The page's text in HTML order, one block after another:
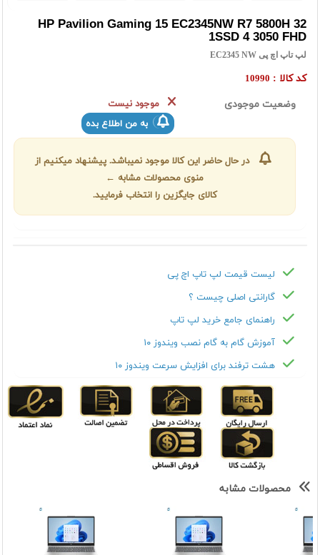
HP Pavilion Gaming 15 EC2345NW R7 5800H 32
1SSD 4 3050 FHD
لپ تاپ اچ پی EC2345 NW
کد کالا : 10990
وضعیت موجودی
موجود نیست
به من اطلاع بده
در حال حاضر این کالا موجود نمیباشد. پیشنهاد میکنیم از
منوی محصولات مشابه ←
کالای جایگزین را انتخاب فرمایید.
لیست قیمت لپ تاپ اچ پی
گارانتی اصلی چیست ؟
راهنمای جامع خرید لپ تاپ
آموزش گام به گام نصب ویندوز ۱۰
هشت ترفند برای افزایش سرعت ویندوز ۱۰
محصولات مشابه